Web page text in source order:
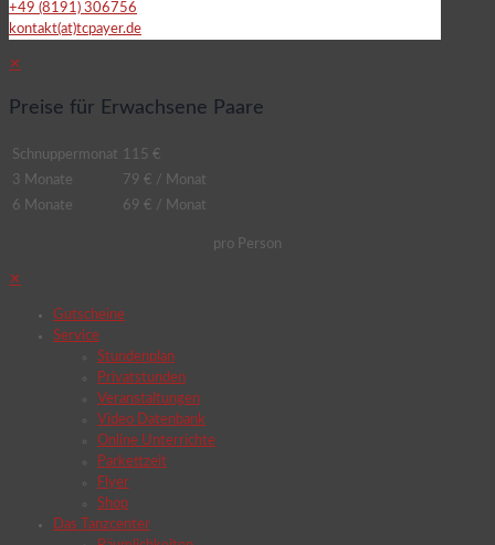
+49 (8191) 306756
kontakt(at)tcpayer.de
✕
Preise für Erwachsene Paare
Schnuppermonat 115 €
3 Monate
79 € / Monat
6 Monate
69 € / Monat
pro Person
✕
Gutscheine
Service
Stundenplan
Privatstunden
Veranstaltungen
Video Datenbank
Online Unterrichte
Parkettzeit
Flyer
Shop
Das Tanzcenter